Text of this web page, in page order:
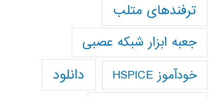
ترفندهای متلب
جعبه ابزار شبکه عصبی
خودآموز HSPICE دانلود